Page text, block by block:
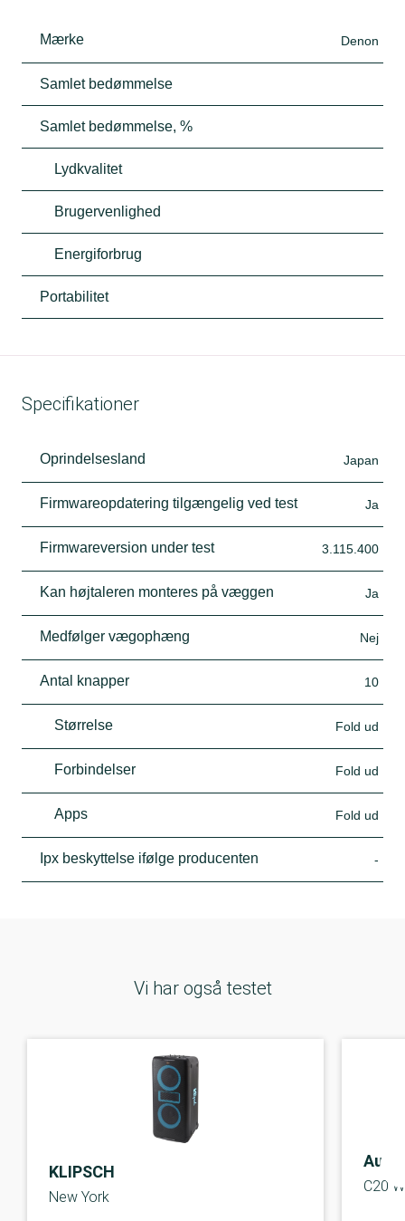
Mærke Denon
Samlet bedømmelse
Samlet bedømmelse, %
Lydkvalitet
Brugervenlighed
Energiforbrug
Portabilitet
Specifikationer
Oprindelsesland Japan
Firmwareopdatering tilgængelig ved test Ja
Firmwareversion under test 3.115.400
Kan højtaleren monteres på væggen Ja
Medfølger vægophæng Nej
Antal knapper 10
Størrelse Fold ud
Forbindelser Fold ud
Apps Fold ud
Ipx beskyttelse ifølge producenten -
Vi har også testet
KLIPSCH
New York
C20 W